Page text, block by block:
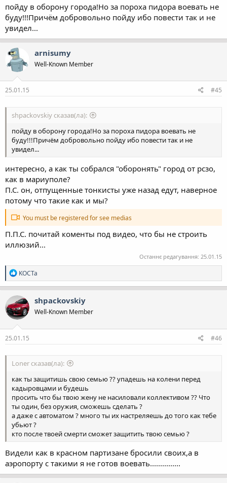
пойду в оборону города!Но за пороха пидора воевать не
буду!!!Причём добровольно пойду ибо повести так и не
увидел...
arnisumy
Well-Known Member
25.01.15 #45
shpackovskiy сказав(ла):
пойду в оборону города!Но за пороха пидора воевать не
буду!!!Причём добровольно пойду ибо повести так и не
увидел...
интересно, а как ты собрался "оборонять" город от рсзо,
как в мариуполе?
П.С. он, отпущенные тонкисты уже назад едут, наверное
потому что такие как и мы?
You must be registered for see medias
П.П.С. почитай коменты под видео, что бы не строить
иллюзий...
Останнє редагування: 25.01.15
Р
е
а
к
ц
і
ї
:
KOCTa
shpackovskiy
Well-Known Member
25.01.15 #46
Loner сказав(ла):
как ты защитишь свою семью ?? упадешь на колени перед
кадыровцами и будешь
просить что бы твою жену не насиловали коллективом ?? Что
ты один, без оружия, сможешь сделать ?
а даже с автоматом ? много ты их настреляешь до того как тебе
убьют ?
кто после твоей смерти сможет защитить твою семью ?
Видели как в красном партизане бросили своих,а в
аэропорту с такими я не готов воевать...............